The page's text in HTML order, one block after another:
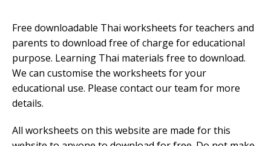
Free downloadable Thai worksheets for teachers and
parents to download free of charge for educational
purpose. Learning Thai materials free to download.
We can customise the worksheets for your
educational use. Please contact our team for more
details.
All worksheets on this website are made for this